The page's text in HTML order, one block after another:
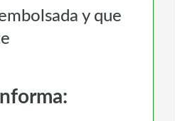
y que